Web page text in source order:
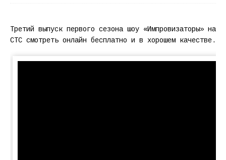
Третий выпуск первого сезона шоу «Импровизаторы» на
СТС смотреть онлайн бесплатно и в хорошем качестве.